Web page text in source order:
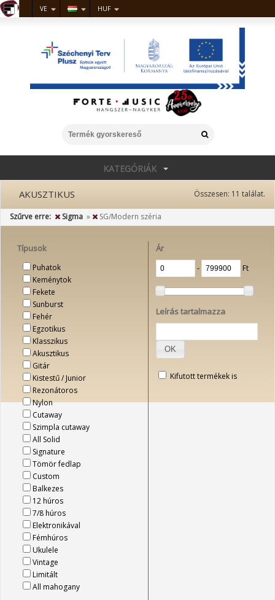
VE HUF
KATEGÓRIÁK
Összesen: 11 találat.
AKUSZTIKUS
Szűrve erre: Sigma » SG/Modern széria
Típusok
Puhatok
Keménytok
Fekete
Sunburst
Fehér
Egzotikus
Klasszikus
Akusztikus
Gitár
Kistestű / Junior
Rezonátoros
Nylon
Cutaway
Szimpla cutaway
All Solid
Signature
Tömör fedlap
Custom
Balkezes
12 húros
7/8 húros
Elektronikával
Fémhúros
Ukulele
Vintage
Limitált
All mahogany
Ár
‐ Ft
Leírás tartalmazza
OK
Kifutott termékek is